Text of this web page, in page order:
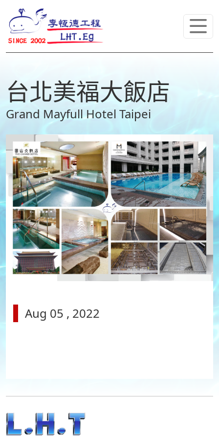
台北美福大飯店
Grand Mayfull Hotel Taipei
Aug 05 , 2022